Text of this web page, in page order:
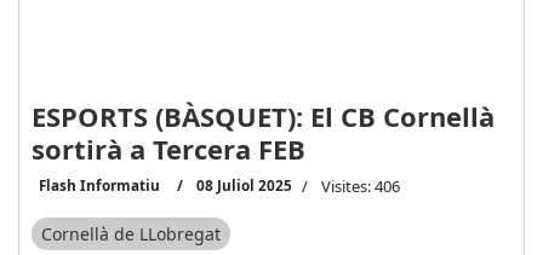
ESPORTS (BÀSQUET): El CB Cornellà
sortirà a Tercera FEB
Flash Informatiu 08 Juliol 2025 Visites: 406
Cornellà de LLobregat